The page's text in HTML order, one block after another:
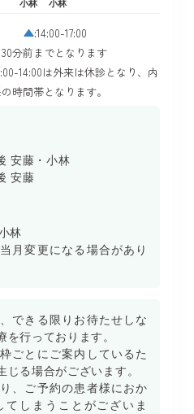
小林 小林
▲:14:00-17:00
分前までとなります
14:00は外来は休診となり、内
時間帯となります。
安藤・小林
安藤
林
月変更になる場合があり
できる限りお待たせしな
を行っております。
ごとにご案内しているた
る場合がございます。
、ご予約の患者様におか
しまうことがございま